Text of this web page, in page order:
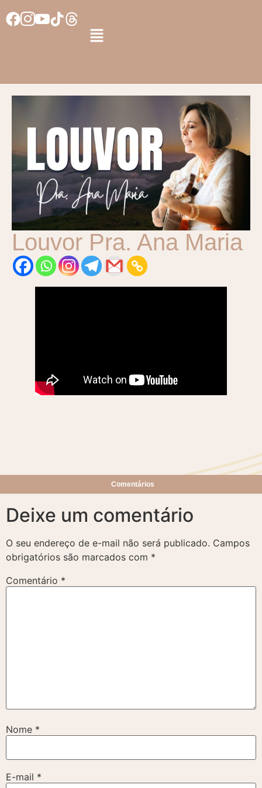
Louvor Pra. Ana Maria
Comentários
Deixe um comentário
O seu endereço de e-mail não será publicado. Campos
obrigatórios são marcados com *
Comentário *
Nome *
E-mail *